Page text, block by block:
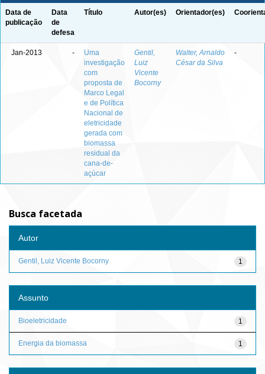
Data de
publicação
Data
de
defesa
Título Autor(es) Orientador(es)
Jan-2013 -
Uma
investigação
com
proposta de
Marco Legal
e de Política
Nacional de
eletricidade
gerada com
biomassa
residual da
cana-de-
açúcar
Gentil,
Luiz
Vicente
Bocorny
Walter, Arnaldo
César da Silva
-
Busca facetada
Autor
1
Gentil, Luiz Vicente Bocorny
Assunto
1
Bioeletricidade
1
Energia da biomassa